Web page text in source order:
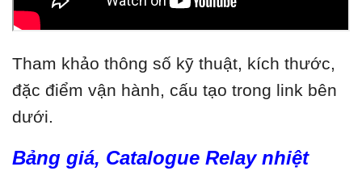
Tham khảo thông số kỹ thuật, kích thước,
đặc điểm vận hành, cấu tạo trong link bên
dưới.
Bảng giá, Catalogue Relay nhiệt